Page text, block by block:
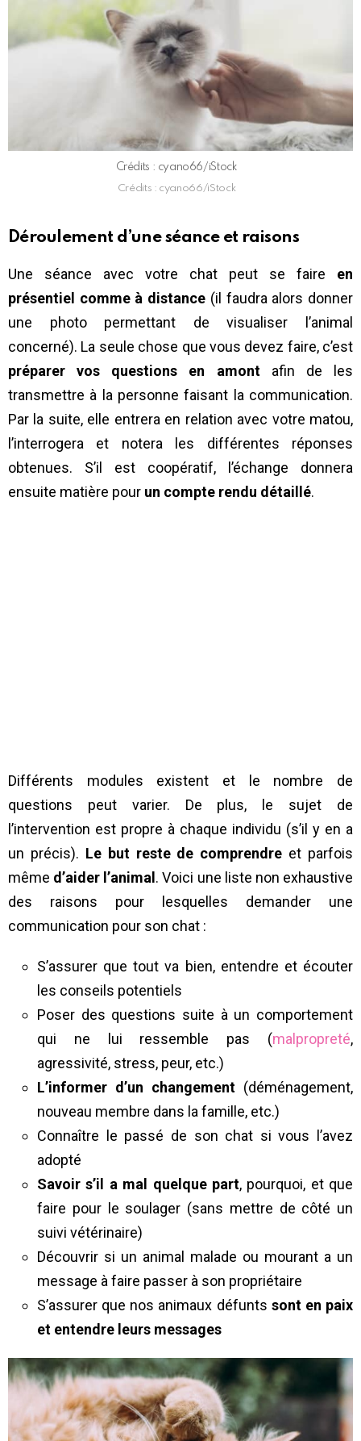
Crédits : cyano66/iStock
Crédits : cyano66/iStock
Déroulement d’une séance et raisons
Une séance avec votre chat peut se faire en
présentiel comme à distance (il faudra alors donner
une photo permettant de visualiser l’animal
concerné). La seule chose que vous devez faire, c’est
préparer vos questions en amontafin de les
transmettre à la personne faisant la communication.
Par la suite, elle entrera en relation avec votre matou,
l’interrogera et notera les différentes réponses
obtenues. S’il est coopératif, l’échange donnera
ensuite matière pour un compte rendu détaillé.
Différents modules existent et le nombre de
questions peut varier. De plus, le sujet de
l’intervention est propre à chaque individu (s’il y en a
un précis). Le but reste de comprendre et parfois
même d’aider l’animal . Voici une liste non exhaustive
des raisons pour lesquelles demander une
communication pour son chat :
S’assurer que tout va bien, entendre et écouter
les conseils potentiels
Poser des questions suite à un comportement
qui ne lui ressemble pas (malpropreté,
agressivité, stress, peur, etc.)
L’informer d’un changement (déménagement,
nouveau membre dans la famille, etc.)
Connaître le passé de son chat si vous l’avez
adopté
Savoir s’il a mal quelque part, pourquoi, et que
faire pour le soulager (sans mettre de côté un
suivi vétérinaire)
Découvrir si un animal malade ou mourant a un
message à faire passer à son propriétaire
S’assurer que nos animaux défunts sont en paix
et entendre leurs messages